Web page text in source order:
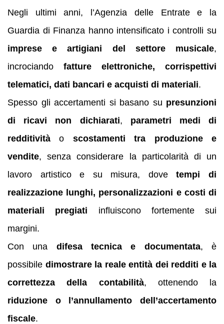
Negli ultimi anni, l’Agenzia delle Entrate e la
Guardia di Finanza hanno intensificato i controlli su
imprese e artigiani del settore musicale,
incrociando fatture elettroniche, corrispettivi
telematici, dati bancari e acquisti di materiali.
Spesso gli accertamenti si basano su presunzioni
di ricavi non dichiarati, parametri medi di
redditività o scostamenti tra produzione e
vendite, senza considerare la particolarità di un
lavoro artistico e su misura, dovetempi di
realizzazione lunghi, personalizzazioni e costi di
materiali pregiati influiscono fortemente sui
margini.
Con una difesa tecnica e documentata, è
possibile dimostrare la reale entità dei redditi e la
correttezza della contabilità, ottenendo la
riduzione o l’annullamento dell’accertamento
fiscale.